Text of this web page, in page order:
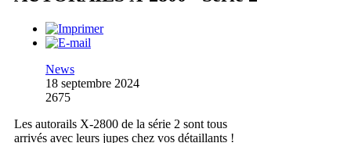
News
18 septembre 2024
2675
Les autorails X-2800 de la série 2 sont tous
arrivés avec leurs jupes chez vos détaillants !